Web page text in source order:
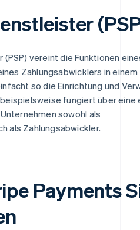
vereint die Funktionen
Zahlungsabwicklers in einem
so die Einrichtung und
fungiert über eine
sowohl als
als Zahlungsabwickler.
Payments